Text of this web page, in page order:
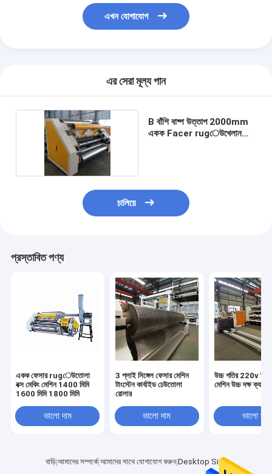
এখন যোগাযোগ
এর সেরা মূল্য পান
B বাঁশি বাষ্প উত্তাপ 2000mm
একক Facer rugেউখেলান
চালিয়ে
প্রস্তাবিত পণ্য
একক ফেসার rugেউতোলা
বক্স মেকিং মেশিন 1400 মিমি
1600 মিমি 1800 মিমি
ভালো দাম
3 প্লাই সিঙ্গেল ফেসার মেশিন
টাংস্টেন কার্বাইড ঢেউতোলা
রোলার
ভালো দাম
উচ্চ গতির 220v
মেশিন উচ্চ দক্ষ
ভালো দাম
বাড়ি আমাদের সম্পর্কে আমাদের সাথে যোগাযোগ করুন Desktop Site